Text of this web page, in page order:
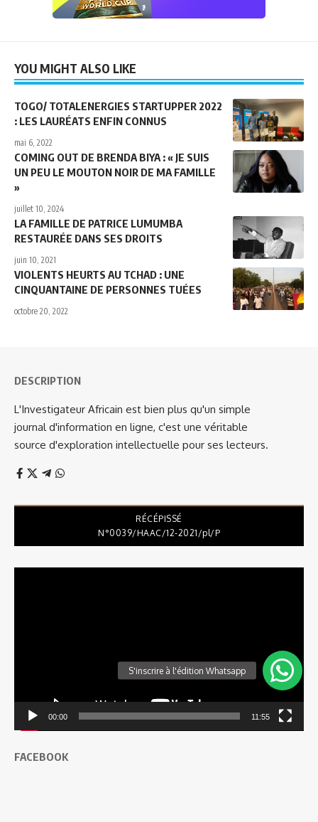
YOU MIGHT ALSO LIKE
TOGO/ TOTALENERGIES STARTUPPER 2022
: LES LAURÉATS ENFIN CONNUS
mai 6, 2022
COMING OUT DE BRENDA BIYA : « JE SUIS
UN PEU LE MOUTON NOIR DE MA FAMILLE
»
juillet 10, 2024
LA FAMILLE DE PATRICE LUMUMBA
RESTAURÉE DANS SES DROITS
juin 10, 2021
VIOLENTS HEURTS AU TCHAD : UNE
CINQUANTAINE DE PERSONNES TUÉES
octobre 20, 2022
DESCRIPTION
L'Investigateur Africain est bien plus qu'un simple
journal d'information en ligne, c'est une véritable
source d'exploration intellectuelle pour ses lecteurs.
RÉCÉPISSÉ
N°0039/HAAC/12-2021/pl/P
00:00 11:55
FACEBOOK